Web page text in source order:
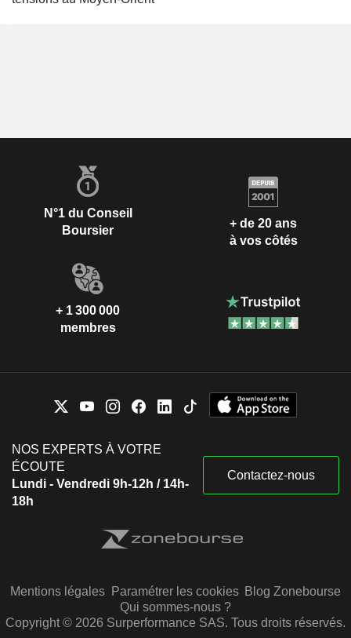
N°1 du Conseil
Boursier
+ de 20 ans
à vos côtés
+ 1 300 000
membres
NOS EXPERTS À VOTRE
ÉCOUTE
Lundi - Vendredi 9h-12h / 14h-
18h
Contactez-nous
Mentions légales Paramétrer les cookies Blog Zonebourse
Qui sommes-nous ?
Copyright © 2026 Surperformance SAS. Tous droits réservés.